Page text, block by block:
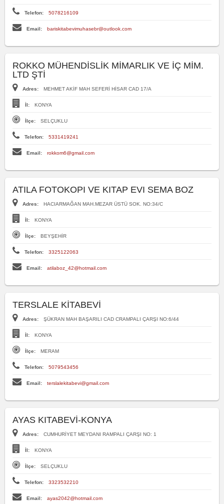
Telefon: 5078216109
Email: bariskitabevimuhasebr@outlook.com
ROKKO MÜHENDİSLİK MİMARLIK VE İÇ MİM.
LTD ŞTİ
Adres: MEHMET AKİF MAH SEFERİ HİSAR CAD 17/A
İl: KONYA
İlçe: SELÇUKLU
Telefon: 5331419241
Email: rokkom6@gmail.com
ATILA FOTOKOPI VE KITAP EVI SEMA BOZ
Adres: HACIARMAĞAN MAH.MEZAR ÜSTÜ SOK. NO:34/C
İl: KONYA
İlçe: BEYŞEHİR
Telefon: 3325122063
Email: atilaboz_42@hotmail.com
TERSLALE KİTABEVİ
Adres: ŞÜKRAN MAH BAŞARILI CAD CRAMPALI ÇARŞI NO:6/44
İl: KONYA
İlçe: MERAM
Telefon: 5079543456
Email: terslalekitabevi@gmail.com
AYAS KITABEVİ-KONYA
Adres: CUMHURİYET MEYDANI RAMPALI ÇARŞI NO: 1
İl: KONYA
İlçe: SELÇUKLU
Telefon: 3323532210
Email: ayas2042@hotmail.com